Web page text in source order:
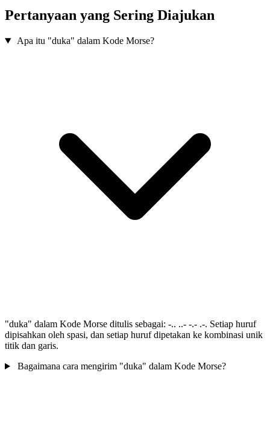
Pertanyaan yang Sering Diajukan
Apa itu "duka" dalam Kode Morse?
"duka" dalam Kode Morse ditulis sebagai: -.. ..- -.- .-. Setiap huruf
dipisahkan oleh spasi, dan setiap huruf dipetakan ke kombinasi unik
titik dan garis.
Bagaimana cara mengirim "duka" dalam Kode Morse?